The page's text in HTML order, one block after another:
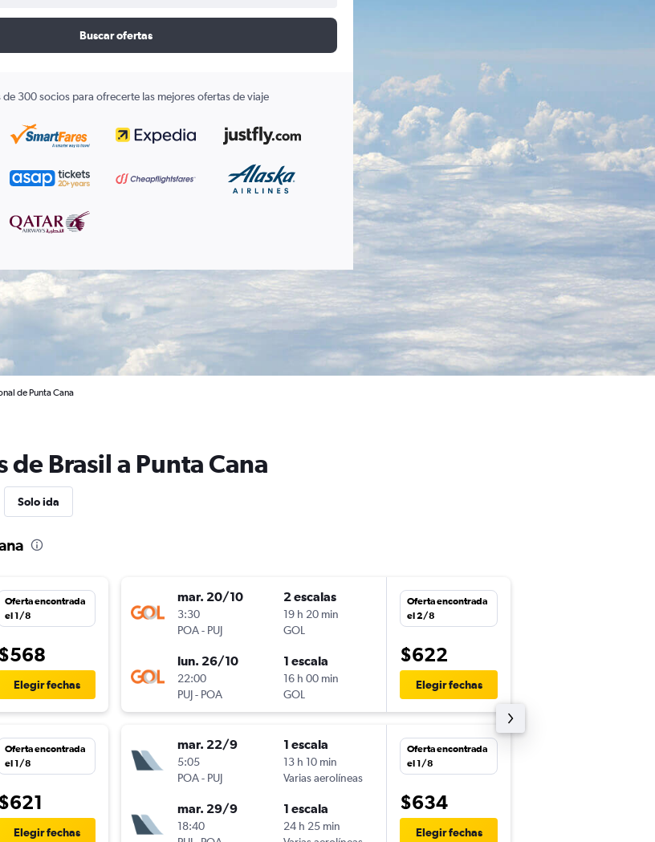
Buscar ofertas
de 300 socios para ofrecerte las mejores ofertas de viaje
de Punta Cana
Brasil a Punta Cana
Solo ida
Oferta encontrada
el 1/8
Elegir fechas
Oferta encontrada
el 1/8
Elegir fechas
mar. 20/10
3:30
POA- PUJ
2 escalas
19 h 20 min
GOL
lun. 26/10
22:00
PUJ- POA
1 escala
16 h 00 min
GOL
Oferta encontrada
el 2/8
$622
Elegir fechas
mar. 22/9
5:05
POA- PUJ
1 escala
13 h 10 min
Varias aerolíneas
mar. 29/9
18:40
1 escala
24 h 25 min
Oferta encontrada
el 1/8
$634
Elegir fechas